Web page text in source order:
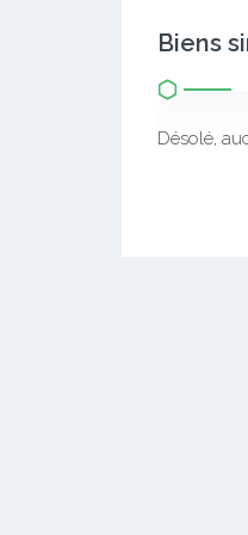
Biens
Désolé,